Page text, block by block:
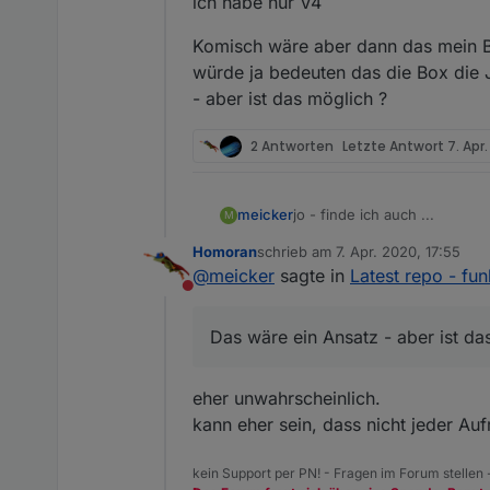
Komisch wäre aber dann das
würde ja bedeuten das die Box die
- aber ist das möglich ?
2 Antworten Letzte Antwort 7.
M meickerjo - finde ich auch ...
Vielleicht hilft ja hiervon
Danach pivccu3 installiert
WOBEI DAS damit nichts zu
Fritzbox 6591 Kabel. Die
eine 6590 Kabelbox.
Komisch wäre aber dann
bedeuten das die Box die
möglich ?
Nicht stören
Homoranschrieb am 7. Apr. 2020, 17:55
zuletzt editiert von
@meicker sagte in Latest repo -
Das wäre ein Ansatz - aber ist
eher unwahrscheinlich.
kann eher sein, dass nicht jeder
kein Support per PN! - Fragen im Forum stellen